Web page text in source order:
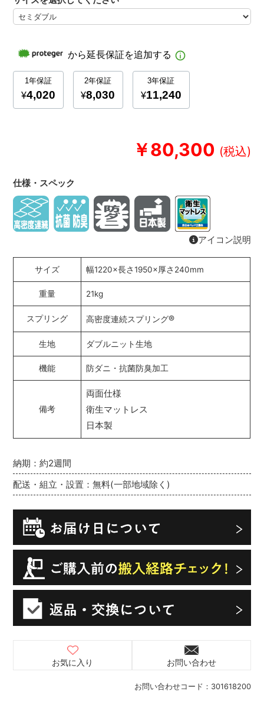
￥80,300
お問い合わせコード： 301618200
納期：約2週間
配送・組立・設置：無料(一部地域除く)
お気に入り お問い合わせ
仕様・スペック
アイコン説明
サイズ 幅1220×長さ1950×厚さ240mm
重量 21kg
スプリング 高密度連続スプリング®
生地 ダブルニット生地
機能 防ダニ・抗菌防臭加工
備考
両面仕様
衛生マットレス
日本製